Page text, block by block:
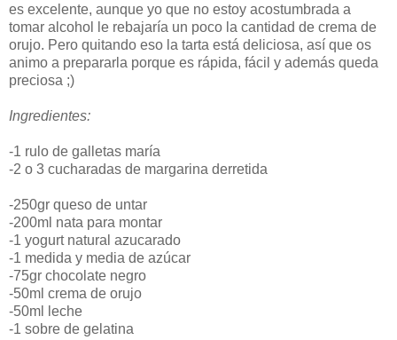
es excelente, aunque yo que no estoy acostumbrada a
tomar alcohol le rebajaría un poco la cantidad de crema de
orujo. Pero quitando eso la tarta está deliciosa, así que os
animo a prepararla porque es rápida, fácil y además queda
preciosa ;)
Ingredientes:
-1 rulo de galletas maría
-2 o 3 cucharadas de margarina derretida
-250gr queso de untar
-200ml nata para montar
-1 yogurt natural azucarado
-1 medida y media de azúcar
-75gr chocolate negro
-50ml crema de orujo
-50ml leche
-1 sobre de gelatina